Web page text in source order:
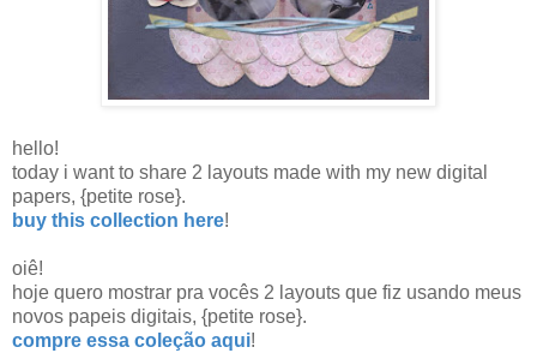
hello!
today i want to share 2 layouts made with my new digital
papers, {petite rose}.
buy this collection here!
oiê!
hoje quero mostrar pra vocês 2 layouts que fiz usando meus
novos papeis digitais, {petite rose}.
compre essa coleção aqui!